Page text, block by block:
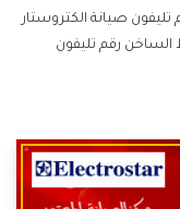
تليفون صيانة الكتروستار
الساخن رقم تليفون